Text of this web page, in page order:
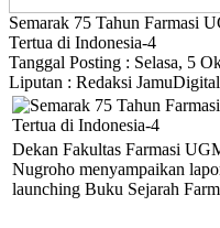
Semarak 75 Tahun Farmasi
Tertua di Indonesia-4
Tanggal Posting : Selasa, 5
Liputan : Redaksi
Dekan Fakultas Farmasi
Nugroho menyampaikan
launching Buku Sejarah